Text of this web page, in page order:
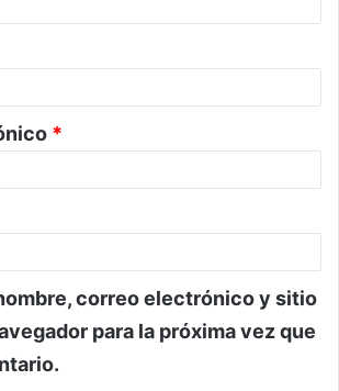
*
correo electrónico y sitio
para la próxima vez que